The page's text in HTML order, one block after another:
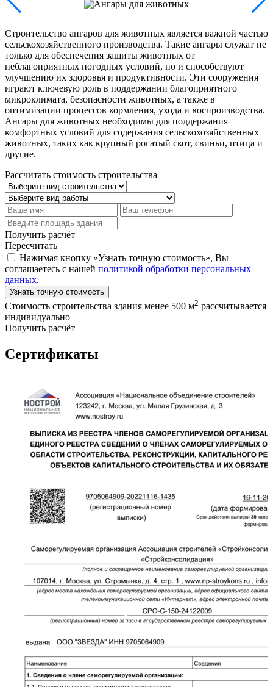
Строительство ангаров для животных является важной частью
сельскохозяйственного производства. Такие ангары служат не
только для обеспечения защиты животных от
неблагоприятных погодных условий, но и способствуют
улучшению их здоровья и продуктивности. Эти сооружения
играют ключевую роль в поддержании благоприятного
микроклимата, безопасности животных, а также в
оптимизации процессов кормления, ухода и воспроизводства.
Ангары для животных необходимы для поддержания
комфортных условий для содержания сельскохозяйственных
животных, таких как крупный рогатый скот, свиньи, птица и
другие.
Рассчитать стоимость строительства
Получить расчёт
Пересчитать
Нажимая кнопку «Узнать точную стоимость», Вы
соглашаетесь с нашей политикой обработки персональных
данных.
Узнать точную стоимость
Стоимость строительства здания менее 500 м2 рассчитывается
индивидуально
Получить расчёт
Сертификаты